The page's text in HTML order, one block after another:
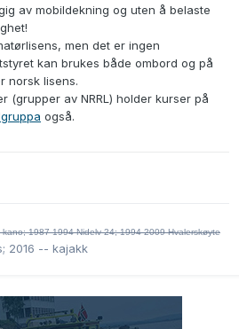
av mobildekning og uten å belaste
men det er ingen
kan brukes både ombord og på
norsk lisens.
(grupper av NRRL) holder kurser på
også.
kano;1987-1994 Nidelv 24; 1994-2009 Hvalerskøyte
2016 -- kajakk